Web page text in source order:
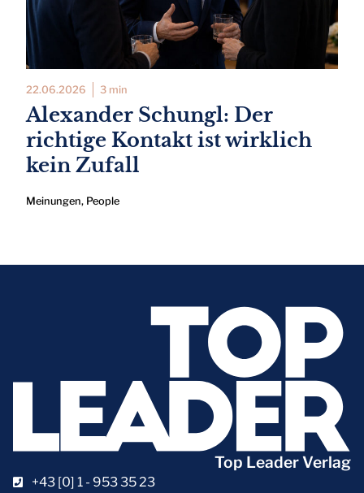
22.06.2026 3 min
Alexander Schungl: Der
richtige Kontakt ist wirklich
kein Zufall
Meinungen, People
Top Leader Verlag
+43 [0] 1 - 953 35 23